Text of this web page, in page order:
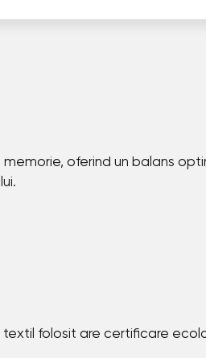
oferind un balans
folosit are certificare